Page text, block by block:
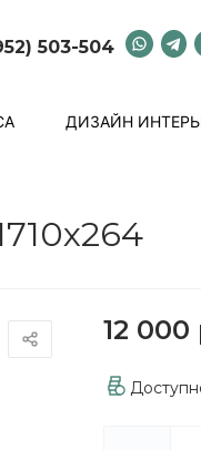
503-504
ДИЗАЙН
12 000